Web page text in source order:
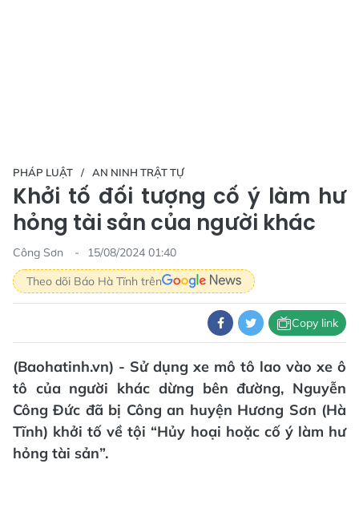
PHÁP LUẬT AN NINH TRẬT TỰ
Khởi tố đối tượng cố ý làm hư
hỏng tài sản của người khác
Công Sơn
15/08/2024 01:40
Theo dõi Báo Hà Tĩnh trên
Copy link
(Baohatinh.vn) - Sử dụng xe mô tô lao vào xe ô
tô của người khác dừng bên đường, Nguyễn
Công Đức đã bị Công an huyện Hương Sơn (Hà
Tĩnh) khởi tố về tội “Hủy hoại hoặc cố ý làm hư
hỏng tài sản”.